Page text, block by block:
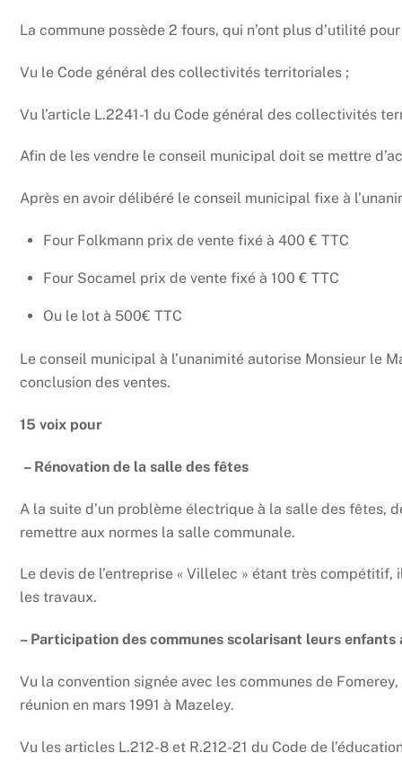
La commune possède 2 fours, qui n’ont plus d’utilité
Vu le Code général des collectivités territoriales ;
Vu l’article L.2241-1 du Code général des collectivités
Afin de les vendre le conseil municipal doit se mettre
Après en avoir délibéré le conseil municipal fixe à
Four Folkmann prix de vente fixé à 400 € TTC
Four Socamel prix de vente fixé à 100 € TTC
Ou le lot à 500€ TTC
Le conseil municipal à l’unanimité autorise Monsieur le
conclusion des ventes.
15 voix pour
– Rénovation de la salle des fêtes
A la suite d’un problème électrique à la salle des fêtes,
remettre aux normes la salle communale.
Le devis de l’entreprise « Villelec » étant très
les travaux.
– Participation des communes scolarisant leurs
Vu la convention signée avec les communes de
réunion en mars 1991 à Mazeley.
Vu les articles L.212-8 et R.212-21 du Code de